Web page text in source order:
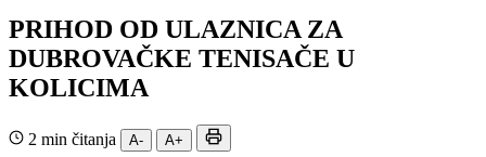
PRIHOD OD ULAZNICA ZA
DUBROVAČKE TENISAČE U
KOLICIMA
2 min čitanja A- A+